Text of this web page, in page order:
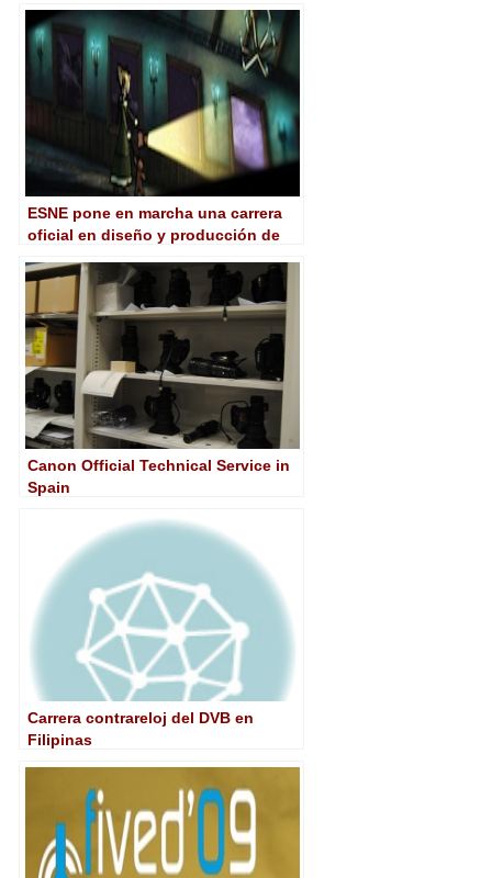
ESNE pone en marcha una carrera
oficial en diseño y producción de
Canon Official Technical Service in
Spain
Carrera contrareloj del DVB en
Filipinas